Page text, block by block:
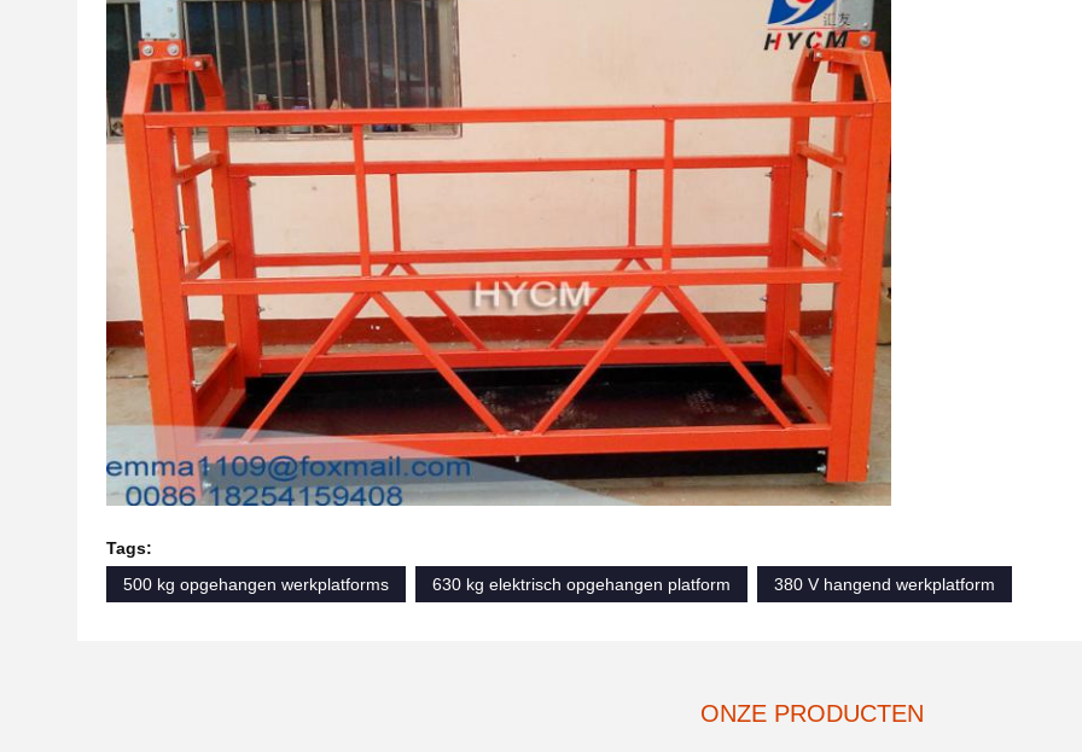
Tags:
500 kg opgehangen werkplatforms
630 kg elektrisch opgehangen platform 380 V hangend werkplatform
ONZE PRODUCTEN